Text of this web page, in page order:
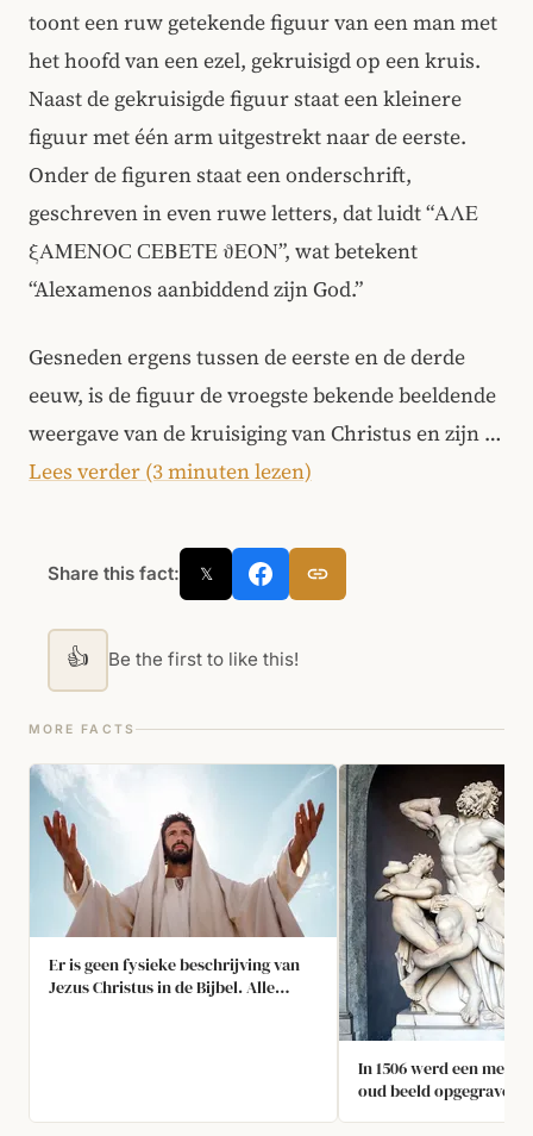
toont een ruw getekende figuur van een man met
het hoofd van een ezel, gekruisigd op een kruis.
Naast de gekruisigde figuur staat een kleinere
figuur met één arm uitgestrekt naar de eerste.
Onder de figuren staat een onderschrift,
geschreven in even ruwe letters, dat luidt “ΑΛΕ
ξΑΜΕΝΟϹ ϹΕΒΕΤΕ ϑΕΟΝ”, wat betekent
“Alexamenos aanbiddend zijn God.”
Gesneden ergens tussen de eerste en de derde
eeuw, is de figuur de vroegste bekende beeldende
weergave van de kruisiging van Christus en zijn …
Lees verder (3 minuten lezen)
Share this fact: 𝕏
👍 Be the first to like this!
MORE FACTS
Er is geen fysieke beschrijving van
Jezus Christus in de Bijbel. Alle
In 1506 werd een meer
oud beeld opgegraven.